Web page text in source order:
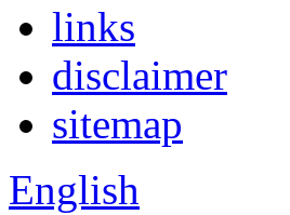
links
disclaimer
sitemap
English